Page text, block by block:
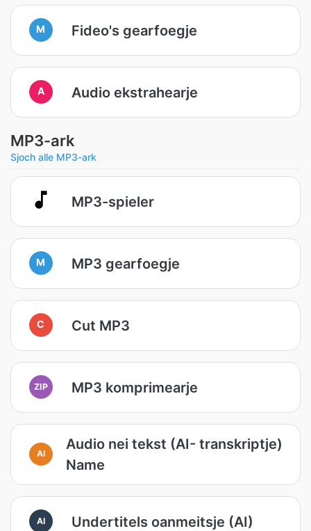
M Fideo's gearfoegje
A Audio ekstrahearje
MP3-ark
Sjoch alle MP3-ark
MP3-spieler
M MP3 gearfoegje
C Cut MP3
ZIP MP3 komprimearje
AI
Audio nei tekst (AI- transkriptje)
Name
AI Undertitels oanmeitsje (AI)